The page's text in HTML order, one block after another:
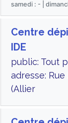
samedi : - |
Centre
IDE
public: Tout
adresse:
(Allier